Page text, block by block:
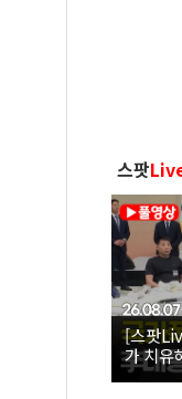
스팟
[스팟
가 치유